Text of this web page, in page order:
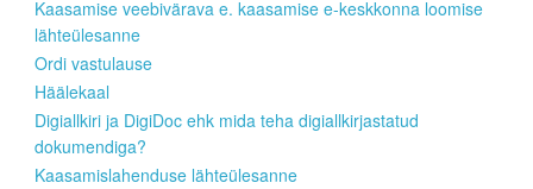
Kaasamise veebivärava e. kaasamise e-keskkonna loomise
lähteülesanne
Ordi vastulause
Häälekaal
Digiallkiri ja DigiDoc ehk mida teha digiallkirjastatud
dokumendiga?
Kaasamislahenduse lähteülesanne